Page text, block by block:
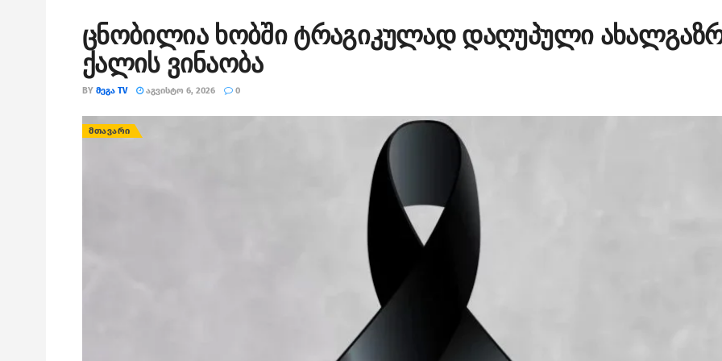
ცნობილია ხობში ტრაგიკულად დაღუპული
ქალის ვინაობა
BY ᲛᲔᲒᲐ TV ᲐᲒᲕᲘᲡᲢᲝ 6, 2026 0
ᲛᲗᲐᲕᲐᲠᲘ